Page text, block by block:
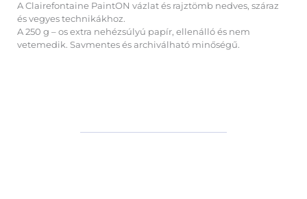
A Clairefontaine PaintON vázlat és rajztömb nedves, száraz
és vegyes technikákhoz.
A 250 g – os extra nehézsúlyú papír, ellenálló és nem
vetemedik. Savmentes és archiválható minőségű.